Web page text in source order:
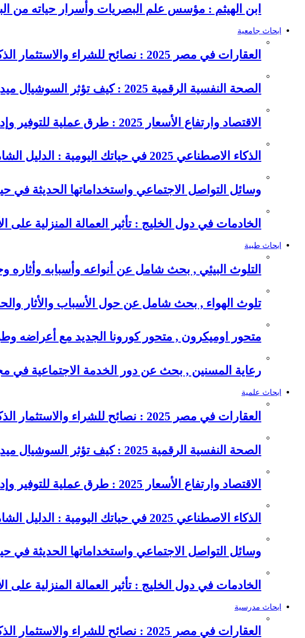
ابن الهيثم : مؤسس علم البصريات وأسرار حياته من
ابحاث جامعية
العقارات في مصر 2025 : نصائح للشراء والاستثمار الذكي
الصحة النفسية الرقمية 2025 : كيف تؤثر السوشيال ميديا على…
الاقتصاد وارتفاع الأسعار 2025 : طرق عملية للتوفير وإدارة المصاريف
الذكاء الاصطناعي 2025 في حياتك اليومية : الدليل الشامل للاستفادة…
وسائل التواصل الاجتماعي واستخداماتها الحديثة في
الخادمات في دول الخليج : تأثير العمالة المنزلية على
ابحاث طبية
التلوث البيئي , بحث شامل عن أنواعه وأسبابه وأثاره
تلوث الهواء , بحث شامل عن حول الأسباب والأثار
متحور اوميكرون , متحور كورونا الجديد مع أعراضه
رعاية المسنين , بحث عن دور الخدمة الاجتماعية في
ابحاث علمية
العقارات في مصر 2025 : نصائح للشراء والاستثمار الذكي
الصحة النفسية الرقمية 2025 : كيف تؤثر السوشيال ميديا على…
الاقتصاد وارتفاع الأسعار 2025 : طرق عملية للتوفير وإدارة المصاريف
الذكاء الاصطناعي 2025 في حياتك اليومية : الدليل الشامل للاستفادة…
وسائل التواصل الاجتماعي واستخداماتها الحديثة في
الخادمات في دول الخليج : تأثير العمالة المنزلية على
ابحاث مدرسية
العقارات في مصر 2025 : نصائح للشراء والاستثمار الذكي